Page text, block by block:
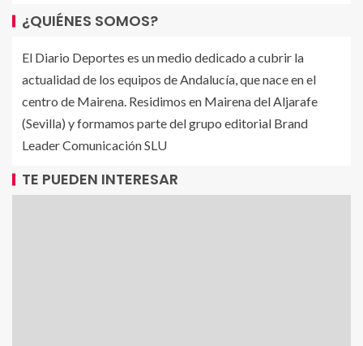
¿QUIÉNES SOMOS?
El Diario Deportes es un medio dedicado a cubrir la
actualidad de los equipos de Andalucía, que nace en el
centro de Mairena. Residimos en Mairena del Aljarafe
(Sevilla) y formamos parte del grupo editorial Brand
Leader Comunicación SLU
TE PUEDEN INTERESAR